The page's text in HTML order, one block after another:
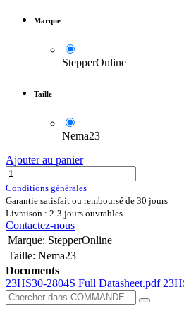
Marque
StepperOnline
Taille
Nema23
Ajouter au panier
Conditions générales
Garantie satisfait ou remboursé de 30 jours
Livraison : 2-3 jours ouvrables
Contactez-nous
Marque: StepperOnline
Taille: Nema23
Documents
23HS30-2804S Full Datasheet.pdf